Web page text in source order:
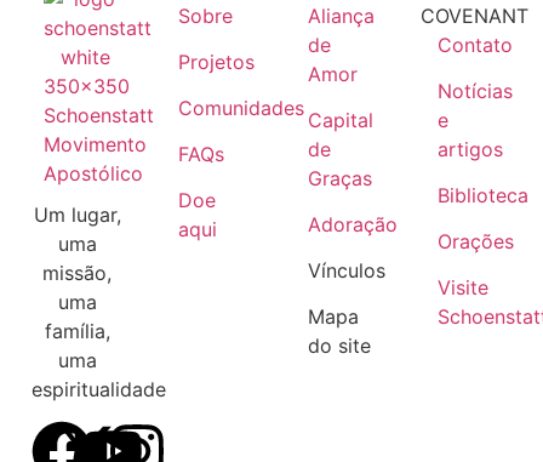
Schoenstatt
Movimento
Apostólico
Um lugar,
uma
missão,
uma
família,
uma
espiritualidade
Sobre
Projetos
Comunidades
FAQs
Doe
aqui
Aliança
de
Amor
Capital
de
Graças
Adoração
Vínculos
Mapa
do site
COVENANT
Contato
Notícias
e
artigos
Biblioteca
Orações
Visite